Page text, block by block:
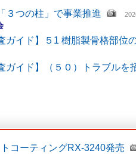
３つの柱」で事業推進
ガイド】５1 樹脂製骨格部位
ガイド】（５０）トラブルを
コーティングRX-3240発売